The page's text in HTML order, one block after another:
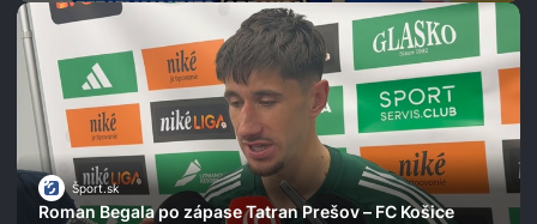
Šport.sk
Roman Begala po zápase Tatran Prešov – FC Košice